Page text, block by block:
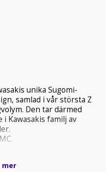
unika Sugomi-
samlad i vår största Z
Den tar därmed
Kawasakis familj av
med över 20 år i